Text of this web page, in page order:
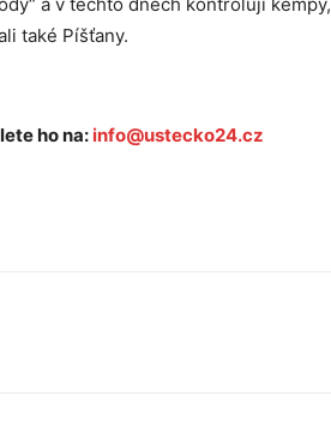
také Píšťany.
ho na: info@ustecko24.cz